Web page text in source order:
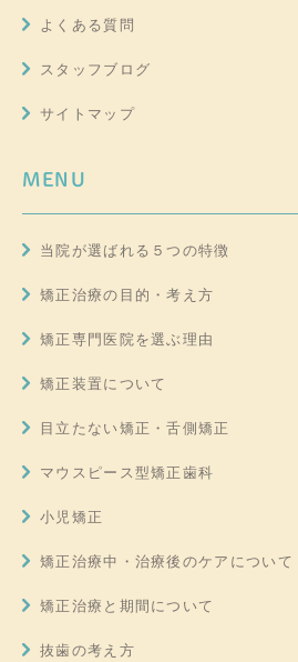
よくある質問
スタッフブログ
サイトマップ
MENU
当院が選ばれる５つの特徴
矯正治療の目的・考え方
矯正専門医院を選ぶ理由
矯正装置について
目立たない矯正・舌側矯正
マウスピース型矯正歯科
小児矯正
矯正治療中・治療後のケアについて
矯正治療と期間について
抜歯の考え方